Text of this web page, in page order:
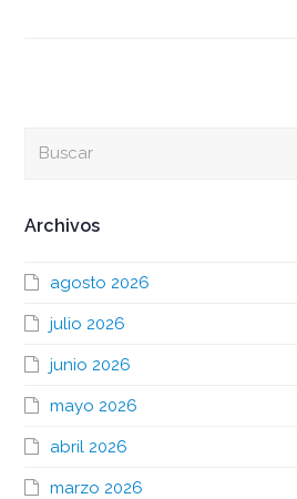
Archivos
agosto 2026
julio 2026
junio 2026
mayo 2026
abril 2026
marzo 2026